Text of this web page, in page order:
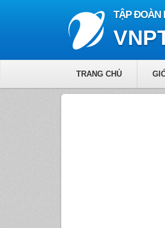
TẬP ĐOÀN
TRANG CHỦ